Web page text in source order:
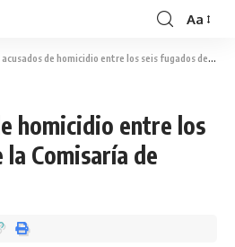
Aa
de homicidio entre los seis fugados de la Comisaría de Irigoyen
homicidio entre los
Comisaría de